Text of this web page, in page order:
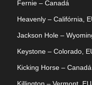
Fernie – Canadá
Heavenly – Califórnia,
Jackson Hole –
Keystone – Colorado,
Kicking Horse – Canadá